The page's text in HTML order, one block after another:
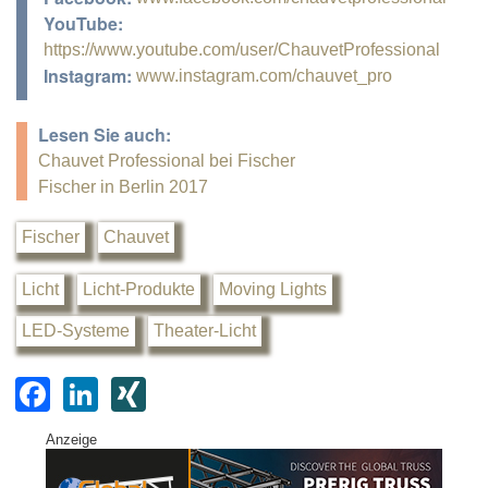
YouTube:
https://www.youtube.com/user/ChauvetProfessional
Instagram: www.instagram.com/chauvet_pro
Lesen Sie auch:
Chauvet Professional bei Fischer
Fischer in Berlin 2017
Fischer Chauvet
Licht Licht-Produkte Moving Lights
LED-Systeme Theater-Licht
F
a
c
Li
k
G
Anzeige